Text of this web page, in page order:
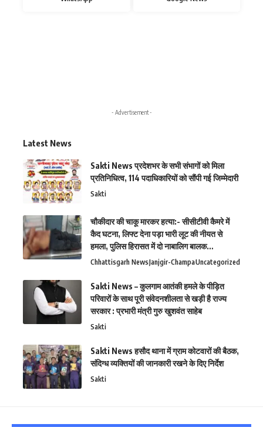
- Advertisement -
Latest News
Sakti News प्रदेशभर के सभी संभागों को मिला
प्रतिनिधित्व, 114 पदाधिकारियों को सौंपी गई जिम्मेदारी
Sakti
चौकीदार की चाकू मारकर हत्या:- सीसीटीवी कैमरे में
कैद घटना, लिफ्ट देना पड़ा भारी लूट की नीयत से
हमला, पुलिस हिरासत में दो नाबालिग बालक…
Chhattisgarh NewsJanjgir-ChampaUncategorized
Sakti News – कुलगाम आतंकी हमले के पीड़ित
परिवारों के साथ पूरी संवेदनशीलता से खड़ी है राज्य
सरकार : प्रभारी मंत्री गुरु खुशवंत साहेब
Sakti
Sakti News हसौद थाना में ग्राम कोटवारों की बैठक,
संदिग्ध व्यक्तियों की जानकारी रखने के दिए निर्देश
Sakti